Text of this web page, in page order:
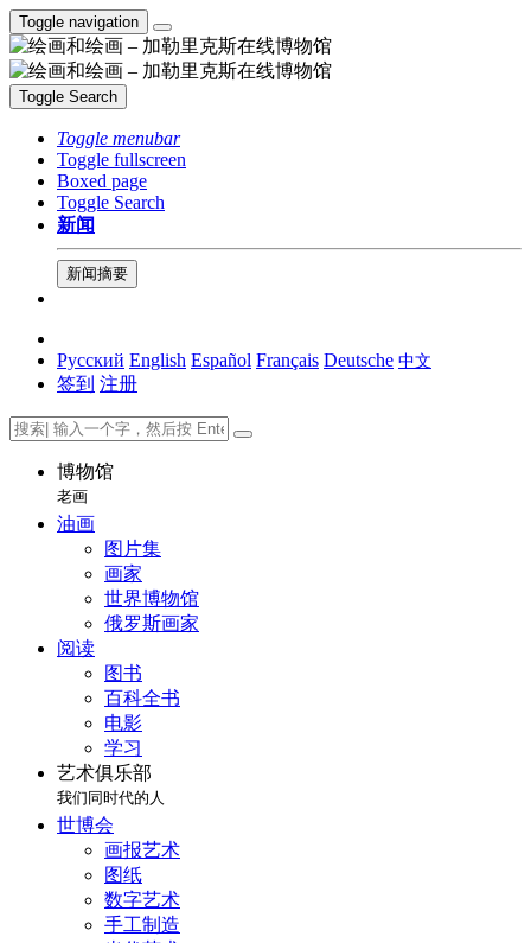
Toggle navigation
Toggle Search
Toggle menubar
Toggle fullscreen
Boxed page
Toggle Search
新闻
新闻摘要
Русский English Español Français Deutsche 中文
签到 注册
博物馆
老画
油画
图片集
画家
世界博物馆
俄罗斯画家
阅读
图书
百科全书
电影
学习
艺术俱乐部
我们同时代的人
世博会
画报艺术
图纸
数字艺术
手工制造